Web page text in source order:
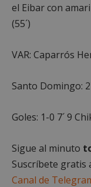
el Eibar con
(55´)
VAR: Caparrós
Santo Domingo:
Goles: 1-0 7´ 9
Sigue al minuto
Suscríbete gratis
Canal de